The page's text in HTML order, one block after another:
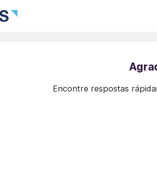
Encontre respostas